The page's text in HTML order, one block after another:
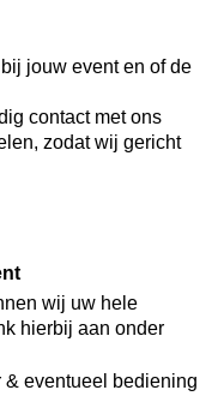
jouw event en of de
contact met ons
zodat wij gericht
wij uw hele
hierbij aan onder
& eventueel bediening